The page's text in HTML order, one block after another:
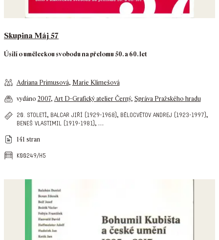
Skupina Máj 57
Úsilí o uměleckou svobodu na přelomu 50. a 60. let
Adriana Primusová, Marie Klimešová
vydáno 2007, Art D-Grafický atelier Černý, Správa Pražského hradu
20. století, balcar jiří (1929-1968), bělocvětov andrej (1923-1997),
beneš vlastimil (1919-1981), …
141 stran
k00249/h5